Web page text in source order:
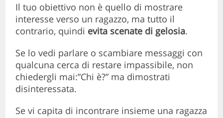
Il tuo obiettivo non è quello di mostrare
interesse verso un ragazzo, ma tutto il
contrario, quindi evita scenate di gelosia.
Se lo vedi parlare o scambiare messaggi con
qualcuna cerca di restare impassibile, non
chiedergli mai:”Chi è?” ma dimostrati
disinteressata.
Se vi capita di incontrare insieme una ragazza